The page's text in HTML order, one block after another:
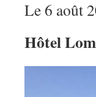
Le 6 août
Hôtel